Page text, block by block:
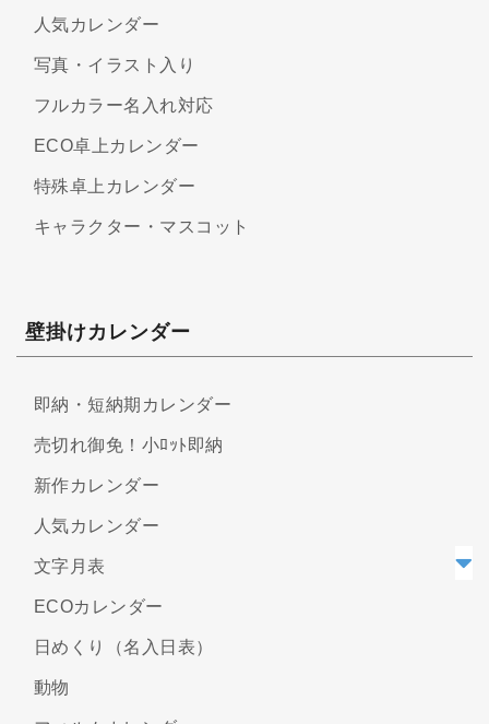
人気カレンダー
写真・イラスト入り
フルカラー名入れ対応
ECO卓上カレンダー
特殊卓上カレンダー
キャラクター・マスコット
壁掛けカレンダー
即納・短納期カレンダー
売切れ御免！小ﾛｯﾄ即納
新作カレンダー
人気カレンダー
文字月表
ECOカレンダー
日めくり（名入日表）
動物